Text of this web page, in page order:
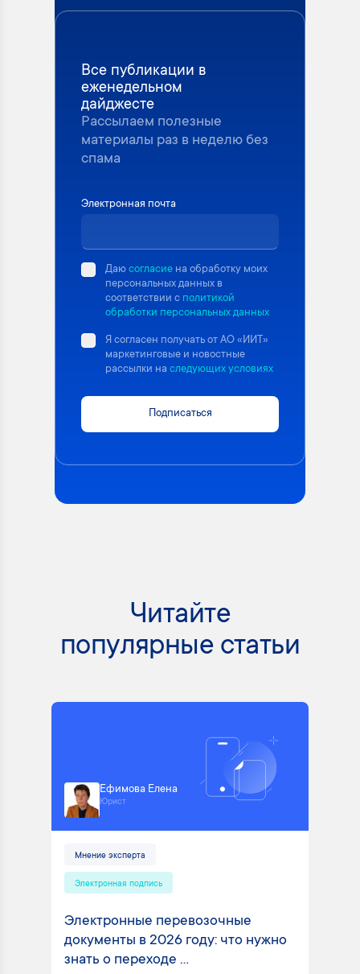
Все публикации в
еженедельном
дайджесте
Рассылаем полезные
материалы раз в неделю без
спама
Электронная почта
Даюсогласие на обработку моих
персональных данных в
соответствии с политикой
обработки персональных данных
Я согласен получать от АО «ИИТ»
маркетинговые и новостные
рассылки на следующих условиях
Подписаться
Читайте
популярные статьи
Ефимова Елена
Юрист
Мнение эксперта
Электронная подпись
Электронные перевозочные
документы в 2026 году: что нужно
знать о переходе ...